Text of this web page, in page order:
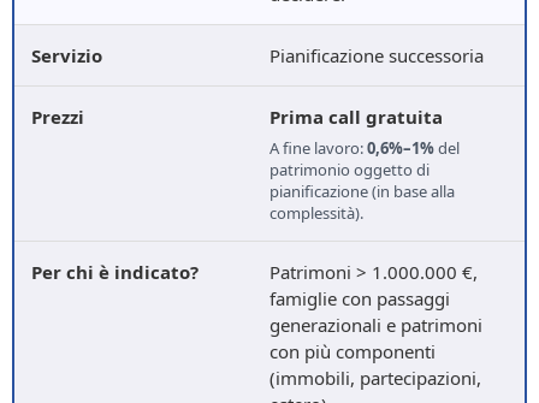
Pianificazione successoria
Prima call gratuita
A fine lavoro:0,6%–1%del
patrimonio oggetto di
pianificazione (in base alla
complessità).
Patrimoni > 1.000.000 €,
famiglie con passaggi
generazionali e patrimoni
con più componenti
(immobili, partecipazioni,